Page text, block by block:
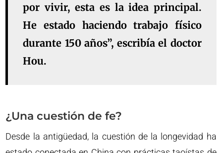
por vivir, esta es la idea principal.
He estado haciendo trabajo físico
durante 150 años”, escribía el doctor
Hou.
¿Una cuestión de fe?
Desde la antigüedad, la cuestión de la longevidad ha